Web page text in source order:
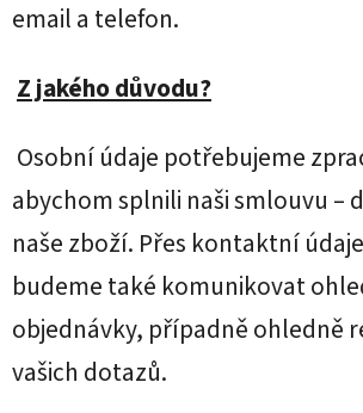
email a telefon.
Z jakého důvodu?
Osobní údaje potřebujeme
abychom splnili naši smlouvu –
naše zboží. Přes kontaktní
budeme také komunikovat
objednávky, případně ohledně
vašich dotazů.